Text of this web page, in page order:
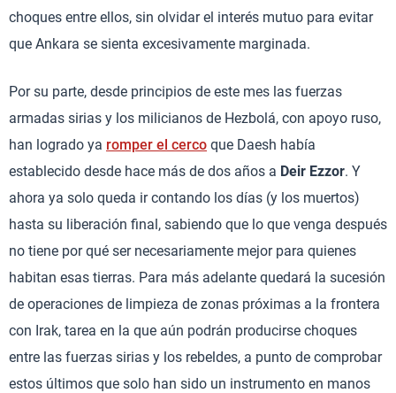
choques entre ellos, sin olvidar el interés mutuo para evitar
que Ankara se sienta excesivamente marginada.
Por su parte, desde principios de este mes las fuerzas
armadas sirias y los milicianos de Hezbolá, con apoyo ruso,
han logrado ya romper el cerco que Daesh había
establecido desde hace más de dos años a Deir Ezzor. Y
ahora ya solo queda ir contando los días (y los muertos)
hasta su liberación final, sabiendo que lo que venga después
no tiene por qué ser necesariamente mejor para quienes
habitan esas tierras. Para más adelante quedará la sucesión
de operaciones de limpieza de zonas próximas a la frontera
con Irak, tarea en la que aún podrán producirse choques
entre las fuerzas sirias y los rebeldes, a punto de comprobar
estos últimos que solo han sido un instrumento en manos